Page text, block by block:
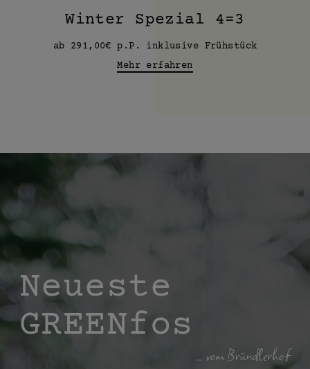
Winter Spezial 4=3
ab 291,00€ p.P. inklusive Frühstück
Mehr erfahren
Neueste
GREENfos
… vom Bründlerhof